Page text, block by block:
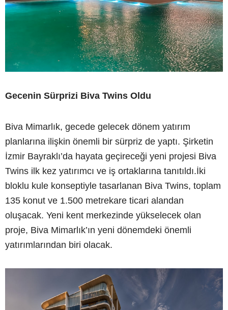
Gecenin Sürprizi Biva Twins Oldu
Biva Mimarlık, gecede gelecek dönem yatırım
planlarına ilişkin önemli bir sürpriz de yaptı. Şirketin
İzmir Bayraklı’da hayata geçireceği yeni projesi Biva
Twins ilk kez yatırımcı ve iş ortaklarına tanıtıldı.İki
bloklu kule konseptiyle tasarlanan Biva Twins, toplam
135 konut ve 1.500 metrekare ticari alandan
oluşacak. Yeni kent merkezinde yükselecek olan
proje, Biva Mimarlık’ın yeni dönemdeki önemli
yatırımlarından biri olacak.